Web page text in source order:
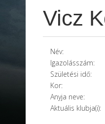
Vicz
Név:
Igazolásszám:
Születési idő:
Kor:
Anyja neve:
Aktuális klubja(i):